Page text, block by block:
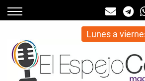
Lunes a